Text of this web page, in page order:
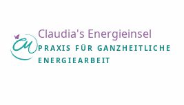
Claudia's Energieinsel
PRAXIS FÜR GANZHEITLICHE
ENERGIEARBEIT